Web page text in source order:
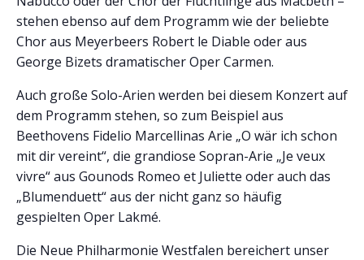
stehen ebenso auf dem Programm wie der beliebte
Chor aus Meyerbeers Robert le Diable oder aus
George Bizets dramatischer Oper Carmen.
Auch große Solo-Arien werden bei diesem Konzert auf
dem Programm stehen, so zum Beispiel aus
Beethovens Fidelio Marcellinas Arie „O wär ich schon
mit dir vereint“, die grandiose Sopran-Arie „Je veux
vivre“ aus Gounods Romeo et Juliette oder auch das
„Blumenduett“ aus der nicht ganz so häufig
gespielten Oper Lakmé.
Die Neue Philharmonie Westfalen bereichert unser